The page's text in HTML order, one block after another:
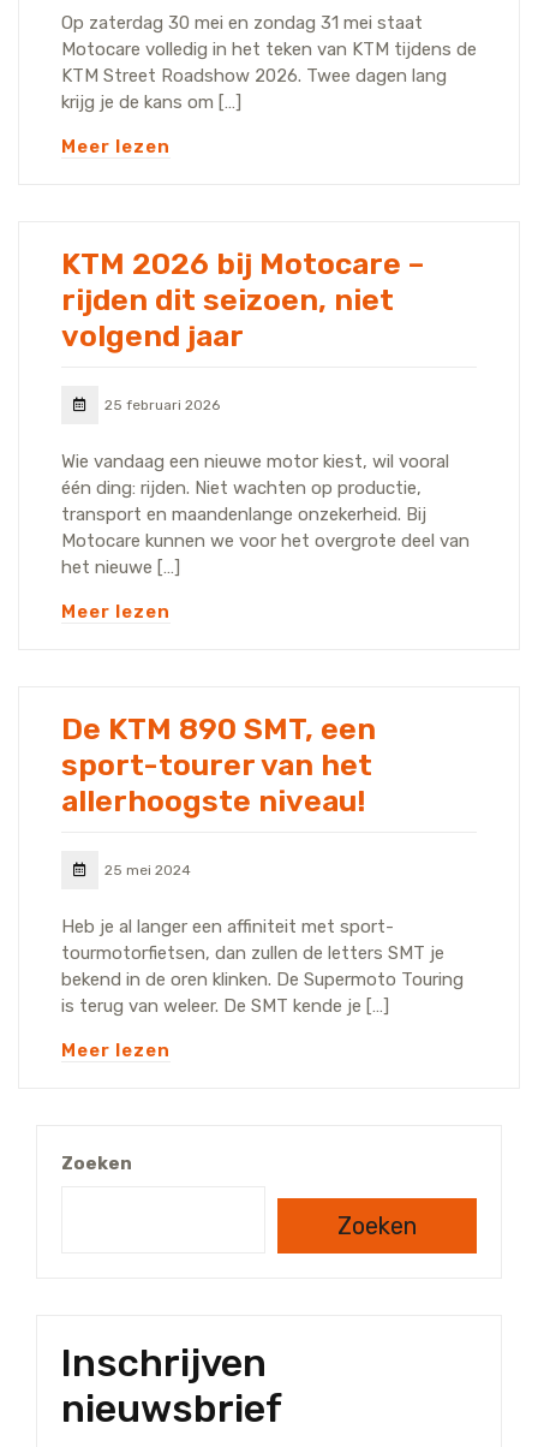
Op zaterdag 30 mei en zondag 31 mei staat
Motocare volledig in het teken van KTM tijdens de
KTM Street Roadshow 2026. Twee dagen lang
krijg je de kans om […]
Meer lezen
KTM 2026 bij Motocare –
rijden dit seizoen, niet
volgend jaar
25 februari 2026
Wie vandaag een nieuwe motor kiest, wil vooral
één ding: rijden. Niet wachten op productie,
transport en maandenlange onzekerheid. Bij
Motocare kunnen we voor het overgrote deel van
het nieuwe […]
Meer lezen
De KTM 890 SMT, een
sport-tourer van het
allerhoogste niveau!
25 mei 2024
Heb je al langer een affiniteit met sport-
tourmotorfietsen, dan zullen de letters SMT je
bekend in de oren klinken. De Supermoto Touring
is terug van weleer. De SMT kende je […]
Meer lezen
Zoeken
Zoeken
Inschrijven
nieuwsbrief